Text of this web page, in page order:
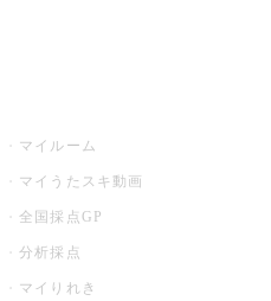
マイルーム
マイうたスキ動画
全国採点GP
分析採点
マイりれき